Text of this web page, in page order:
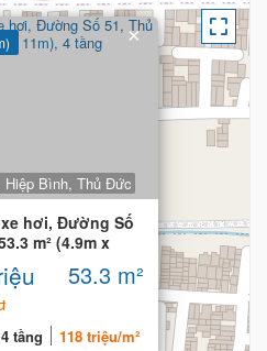
Bình, Thủ Đức
hơi, Đường Số
m² (4.9m x
53.3 m²
4 tầng 118 triệu/m²
×